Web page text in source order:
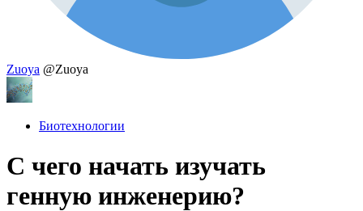
Zuoya @Zuoya
Биотехнологии
С чего начать изучать
генную инженерию?